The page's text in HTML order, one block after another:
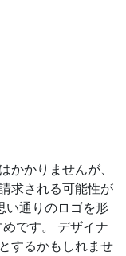
かかりませんが、
求される可能性が
い通りのロゴを形
です。 デザイナ
するかもしれませ